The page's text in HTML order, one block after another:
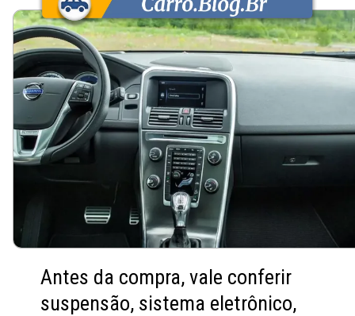
Antes da compra, vale conferir
suspensão, sistema eletrônico,